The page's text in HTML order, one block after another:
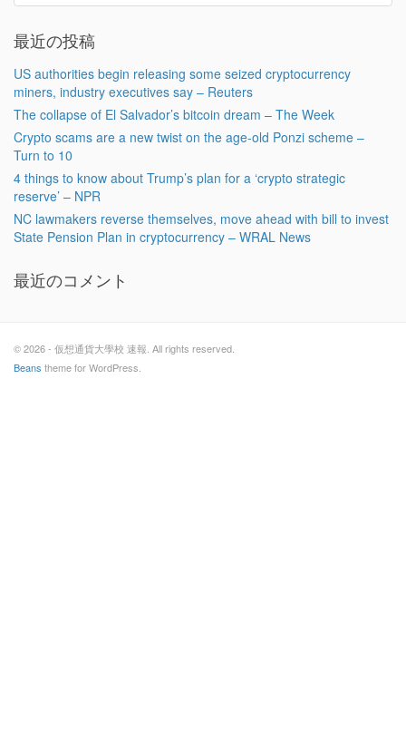
最近の投稿
US authorities begin releasing some seized cryptocurrency
miners, industry executives say – Reuters
The collapse of El Salvador’s bitcoin dream – The Week
Crypto scams are a new twist on the age-old Ponzi scheme –
Turn to 10
4 things to know about Trump’s plan for a ‘crypto strategic
reserve’ – NPR
NC lawmakers reverse themselves, move ahead with bill to invest
State Pension Plan in cryptocurrency – WRAL News
最近のコメント
© 2026 - 仮想通貨大學校 速報. All rights reserved.
Beans theme for WordPress.